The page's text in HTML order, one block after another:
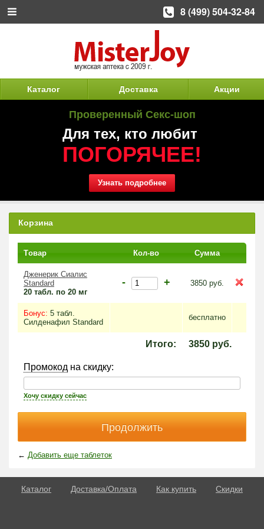
Каталог Доставка Акции
Проверенный Секс-шоп
Для тех, кто любит
ПОГОРЯЧЕЕ!
Узнать подробнее
Корзина
Tовар Кол-во Сумма
Дженерик Сиалис
Standard
20 табл. по 20 мг
- + 3850 руб.
Бонус: 5 табл.
Силденафил Standard
бесплатно
Итого: 3850 руб.
Промокод на скидку:
Хочу скидку сейчас
← Добавить еще таблеток
Каталог Доставка/Оплата Как купить
Скидки
8 (499) 504-32-84